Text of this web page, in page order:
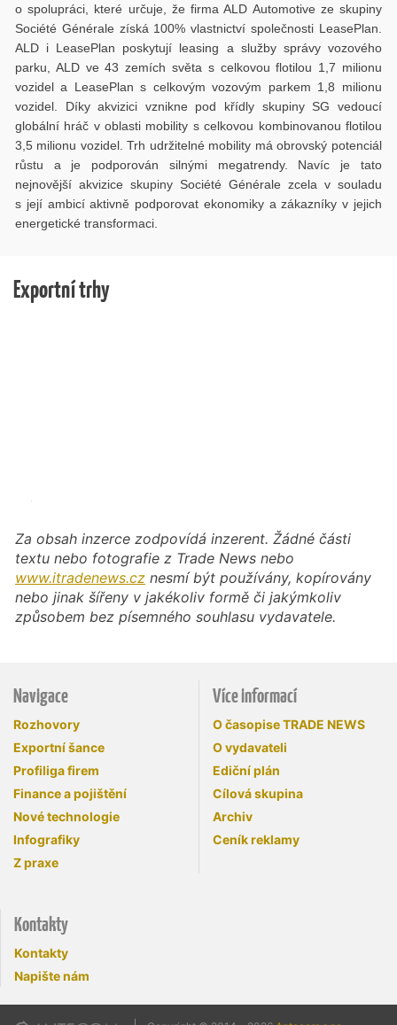
o spolupráci, které určuje, že firma ALD Automotive ze skupiny
Société Générale získá 100% vlastnictví společnosti LeasePlan.
ALD i LeasePlan poskytují leasing a služby správy vozového
parku, ALD ve 43 zemích světa s celkovou flotilou 1,7 milionu
vozidel a LeasePlan s celkovým vozovým parkem 1,8 milionu
vozidel. Díky akvizici vznikne pod křídly skupiny SG vedoucí
globální hráč v oblasti mobility s celkovou kombinovanou flotilou
3,5 milionu vozidel. Trh udržitelné mobility má obrovský potenciál
růstu a je podporován silnými megatrendy. Navíc je tato
nejnovější akvizice skupiny Société Générale zcela v souladu
s její ambicí aktivně podporovat ekonomiky a zákazníky v jejich
energetické transformaci.
Exportní trhy
Za obsah inzerce zodpovídá inzerent. Žádné části
textu nebo fotografie z Trade News nebo
www.itradenews.cz nesmí být používány, kopírovány
nebo jinak šířeny v jakékoliv formě či jakýmkoliv
způsobem bez písemného souhlasu vydavatele.
Navigace
Rozhovory
Exportní šance
Profiliga firem
Finance a pojištění
Nové technologie
Infografiky
Z praxe
Více informací
O časopise TRADE NEWS
O vydavateli
Ediční plán
Cílová skupina
Archiv
Ceník reklamy
Kontakty
Kontakty
Napište nám